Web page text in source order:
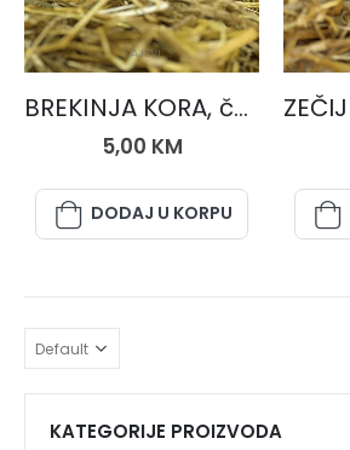
ČAJEVI
BREKINJA KORA, čaj 50 gr.
5,00 KM
DODAJ U KORPU
KATEGORIJE PROIZVODA